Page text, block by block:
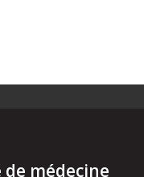
de médecine